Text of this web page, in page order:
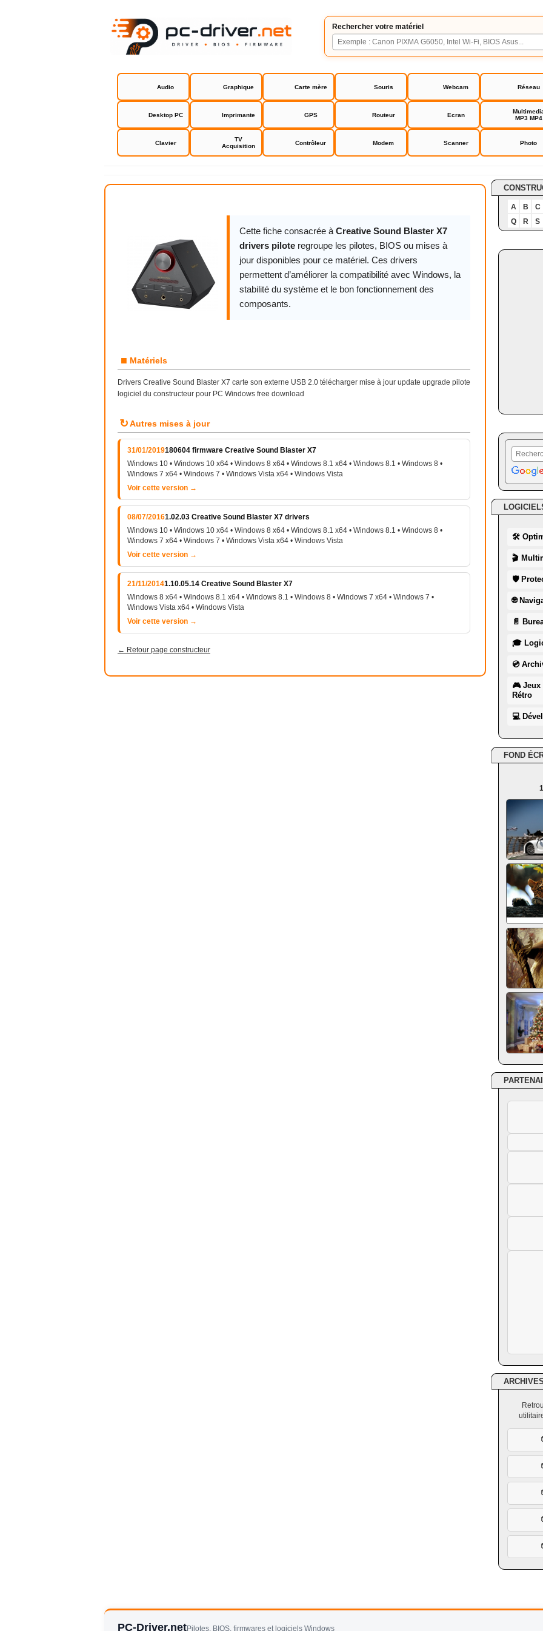
Rechercher votre matériel
Audio Graphique Carte mère Souris Webcam Réseau
Desktop PC Imprimante GPS Routeur Ecran
MP3 MP4
Clavier
TV
Acquisition
Contrôleur Modem Scanner Photo
Creative Sound Blaster X7 drivers pilote
Cette fiche consacrée à Creative Sound Blaster X7
drivers pilote regroupe les pilotes, BIOS ou mises à
jour disponibles pour ce matériel. Ces drivers
permettent d’améliorer la compatibilité avec Windows, la
stabilité du système et le bon fonctionnement des
composants.
■ Matériels
Drivers Creative Sound Blaster X7 carte son externe USB 2.0 télécharger mise à jour update upgrade pilote
logiciel du constructeur pour PC Windows free download
↻Autres mises à jour
31/01/2019180604 firmware Creative Sound Blaster X7
Windows 10 • Windows 10 x64 • Windows 8 x64 • Windows 8.1 x64 • Windows 8.1 • Windows 8 •
Windows 7 x64 • Windows 7 • Windows Vista x64 • Windows Vista
Voir cette version →
08/07/20161.02.03 Creative Sound Blaster X7 drivers
Windows 10 • Windows 10 x64 • Windows 8 x64 • Windows 8.1 x64 • Windows 8.1 • Windows 8 •
Windows 7 x64 • Windows 7 • Windows Vista x64 • Windows Vista
Voir cette version →
21/11/20141.10.05.14 Creative Sound Blaster X7
Windows 8 x64 • Windows 8.1 x64 • Windows 8.1 • Windows 8 • Windows 7 x64 • Windows 7 •
Windows Vista x64 • Windows Vista
Voir cette version →
← Retour page constructeur
A B
C
Q
R S
🛠
🎬
🛡
🌐
📄
🎓
💿
🎮 Jeux
Rétro
💻
FOND
PC-Driver.netPilotes, BIOS, firmwares et logiciels Windows